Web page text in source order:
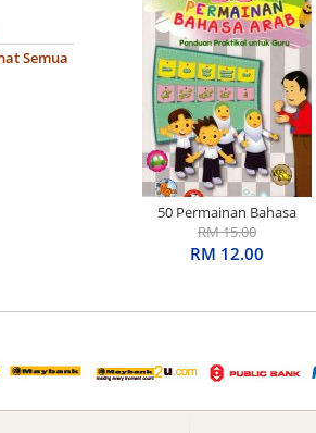
Semua
50 Permainan Bahasa
Arab: Panduan Praktikal
untuk Guru
RM 15.00
RM 12.00